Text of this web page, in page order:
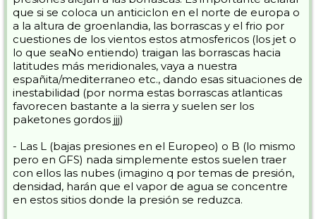
que si se coloca un anticiclon en el norte de europa o
a la altura de groenlandia, las borrascas y el frio por
cuestiones de los vientos estos atmosfericos (los jet o
lo que seaNo entiendo) traigan las borrascas hacia
latitudes más meridionales, vaya a nuestra
españita/mediterraneo etc., dando esas situaciones de
inestabilidad (por norma estas borrascas atlanticas
favorecen bastante a la sierra y suelen ser los
paketones gordos jjj)
- Las L (bajas presiones en el Europeo) o B (lo mismo
pero en GFS) nada simplemente estos suelen traer
con ellos las nubes (imagino q por temas de presión,
densidad, harán que el vapor de agua se concentre
en estos sitios donde la presión se reduzca.